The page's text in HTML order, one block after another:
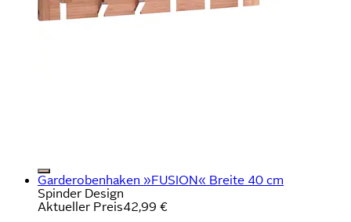
Garderobenhaken »FUSION« Breite 40 cm
Spinder Design
Aktueller Preis42,99 €